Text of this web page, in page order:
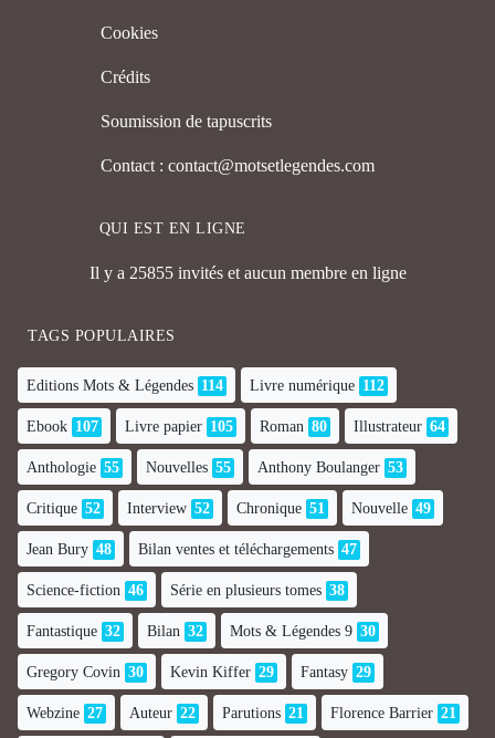
Cookies
Crédits
Soumission de tapuscrits
Contact : contact@motsetlegendes.com
QUI EST EN LIGNE
Il y a 25855 invités et aucun membre en ligne
TAGS POPULAIRES
Editions Mots & Légendes 114 Livre numérique 112
Ebook 107 Livre papier 105 Roman 80 Illustrateur 64
Anthologie 55 Nouvelles 55 Anthony Boulanger 53
Critique 52 Interview 52 Chronique 51 Nouvelle 49
Jean Bury 48 Bilan ventes et téléchargements 47
Science-fiction 46 Série en plusieurs tomes 38
Fantastique 32 Bilan 32 Mots & Légendes 9 30
Gregory Covin 30 Kevin Kiffer 29 Fantasy 29
Webzine 27 Auteur 22 Parutions 21 Florence Barrier 21